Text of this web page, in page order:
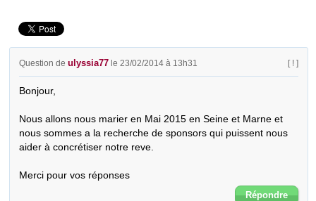
Question deulyssia77 le 23/02/2014 à 13h31 [ ! ]
Bonjour,
Nous allons nous marier en Mai 2015 en Seine et Marne et
nous sommes a la recherche de sponsors qui puissent nous
aider à concrétiser notre reve.
Merci pour vos réponses
Répondre